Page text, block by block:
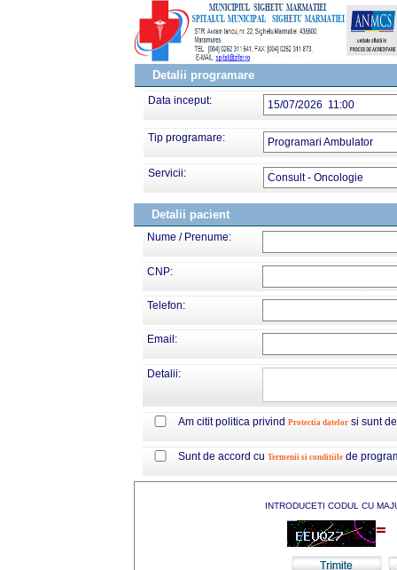
Detalii programare
Data inceput: 15/07/2026 11:00
Tip programare: Programari Ambulator
Servicii: Consult - Oncologie
Detalii pacient
Nume / Prenume:
CNP:
Telefon:
Email:
Detalii:
Am citit politica privind Protectia datelor si sunt
Sunt de accord cu Termenii si conditiile de
INTRODUCETI CODUL CU
=